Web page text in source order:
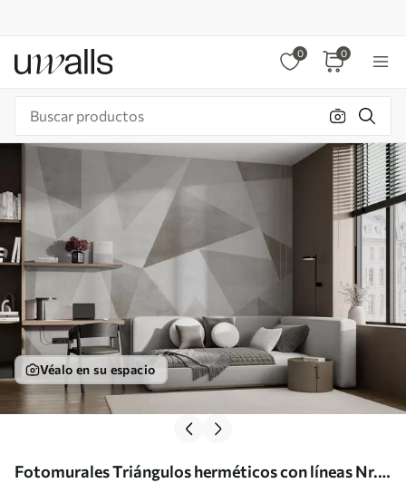
0 0
Véalo en su espacio
Fotomurales Triángulos herméticos con líneas Nr.